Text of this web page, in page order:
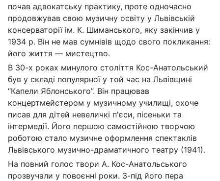
почав адвокатську практику, проте одночасно
продовжував свою музичну освіту у Львівській
консерваторії ім. К. Шиманського, яку закінчив у
1934 р. Він не мав сумнівів щодо свого покликання:
його життя — мистецтво.
В 30-х роках минулого століття Кос-Анатольський
був у складі популярної у той час на Львівщині
“Капели Яблонського”. Він працював
концертмейстером у музичному училищі, охоче
писав для дітей невеличкі п'єси, пісеньки та
інтермедії. Його першою самостійною творчою
роботою стало музичне оформлення спектаклів
Львівського музично-драматичного театру (1941).
На повний голос твори А. Кос-Анатольського
прозвучали у повоєнні роки. З-під його пера